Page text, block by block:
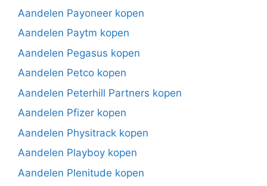
Aandelen Payoneer kopen
Aandelen Paytm kopen
Aandelen Pegasus kopen
Aandelen Petco kopen
Aandelen Peterhill Partners kopen
Aandelen Pfizer kopen
Aandelen Physitrack kopen
Aandelen Playboy kopen
Aandelen Plenitude kopen